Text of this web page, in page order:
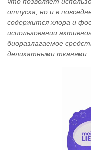
отпуска, но и в
содержится хлора и
использовании
биоразлагаемое
деликатными тканями.